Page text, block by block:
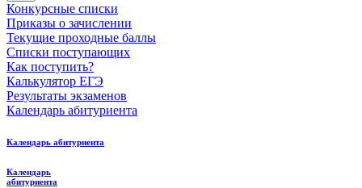
Конкурсные списки
Приказы о зачислении
Текущие проходные баллы
Списки поступающих
Как поступить?
Калькулятор ЕГЭ
Результаты экзаменов
Календарь абитуриента
Календарь абитуриента
Календарь
абитуриента